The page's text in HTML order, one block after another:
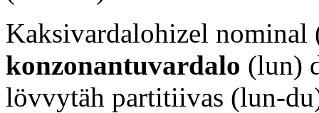
Kaksivardalohizel nominal
konzonantuvardalo (lun)
lövvytäh partitiivas (lun-